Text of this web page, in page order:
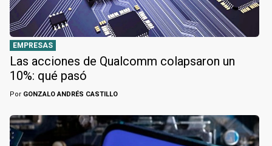
EMPRESAS
Las acciones de Qualcomm colapsaron un
10%: qué pasó
Por GONZALO ANDRÉS CASTILLO